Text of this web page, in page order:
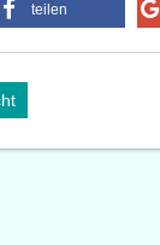
teilen